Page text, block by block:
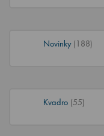
Novinky (188)
Kvadro (55)